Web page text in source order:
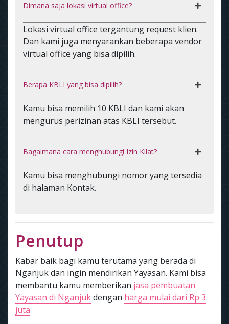
Dimana saja lokasi virtual office?
Lokasi virtual office tergantung request klien.
Dan kami juga menyarankan beberapa vendor
virtual office yang bisa dipilih.
Berapa KBLI yang bisa dipilih?
Kamu bisa memilih 10 KBLI dan kami akan
mengurus perizinan atas KBLI tersebut.
Bagaimana cara menghubungi Izin Kilat?
Kamu bisa menghubungi nomor yang tersedia
di halaman Kontak.
Penutup
Kabar baik bagi kamu terutama yang berada di
Nganjuk dan ingin mendirikan Yayasan. Kami bisa
membantu kamu memberikan jasa pembuatan
Yayasan di Nganjukdengan harga mulai dari Rp 3
juta